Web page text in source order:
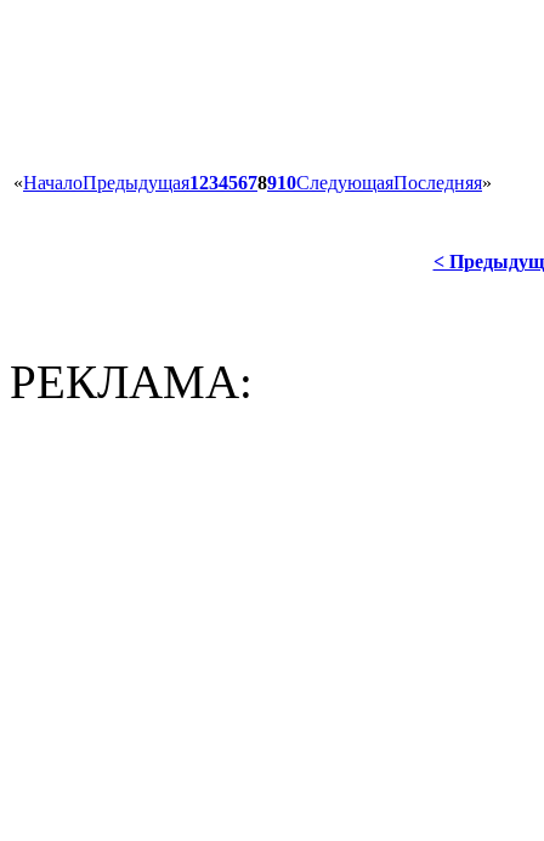
«НачалоПредыдущая12345678910СледующаяПоследняя»
<
РЕКЛАМА: